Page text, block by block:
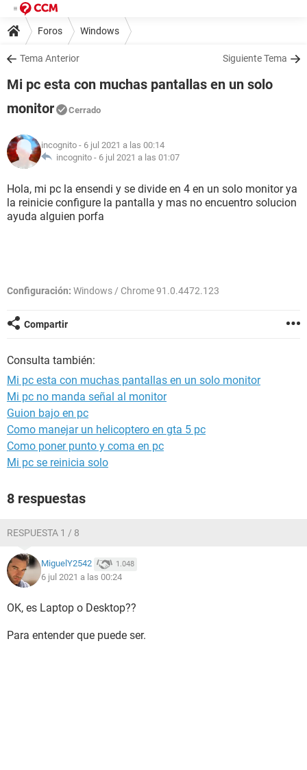
Foros Windows
Tema Anterior Siguiente Tema
Mi pc esta con muchas pantallas en un solo
monitor
Cerrado
incognito - 6 jul 2021 a las 00:14
incognito - 6 jul 2021 a las 01:07
Hola, mi pc la ensendi y se divide en 4 en un solo monitor ya
la reinicie configure la pantalla y mas no encuentro solucion
ayuda alguien porfa
Configuración: Windows / Chrome 91.0.4472.123
Compartir
Consulta también:
Mi pc esta con muchas pantallas en un solo monitor
Mi pc no manda señal al monitor
Guion bajo en pc
Como manejar un helicoptero en gta 5 pc
Como poner punto y coma en pc
Mi pc se reinicia solo
8 respuestas
RESPUESTA 1 / 8
MiguelY2542 1.048
6 jul 2021 a las 00:24
OK, es Laptop o Desktop??
Para entender que puede ser.